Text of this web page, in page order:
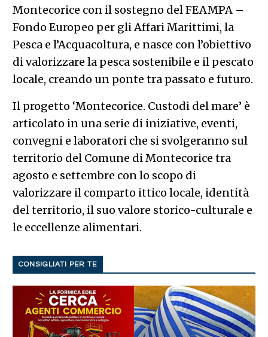
Montecorice con il sostegno del FEAMPA –
Fondo Europeo per gli Affari Marittimi, la
Pesca e l’Acquacoltura, e nasce con l’obiettivo
di valorizzare la pesca sostenibile e il pescato
locale, creando un ponte tra passato e futuro.
Il progetto ‘Montecorice. Custodi del mare’ è
articolato in una serie di iniziative, eventi,
convegni e laboratori che si svolgeranno sul
territorio del Comune di Montecorice tra
agosto e settembre con lo scopo di
valorizzare il comparto ittico locale, identità
del territorio, il suo valore storico-culturale e
le eccellenze alimentari.
CONSIGLIATI PER TE